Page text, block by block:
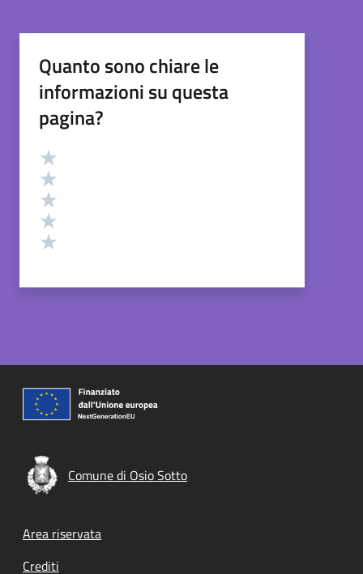
Quanto sono chiare le
informazioni su questa
pagina?
Valutazione
Comune di Osio Sotto
Footer menu
Area riservata
Crediti